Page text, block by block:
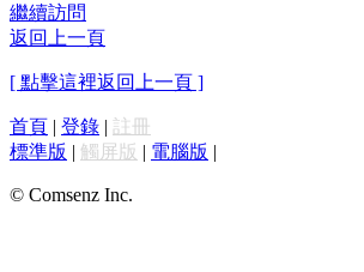
繼續訪問
返回上一頁
[ 點擊這裡返回上一頁 ]
首頁 | 登錄 | 註冊
標準版 | 觸屏版 | 電腦版 |
© Comsenz Inc.